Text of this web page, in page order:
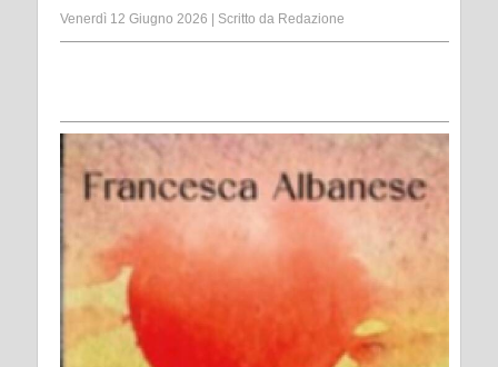
Venerdì 12 Giugno 2026 Scritto da Redazione